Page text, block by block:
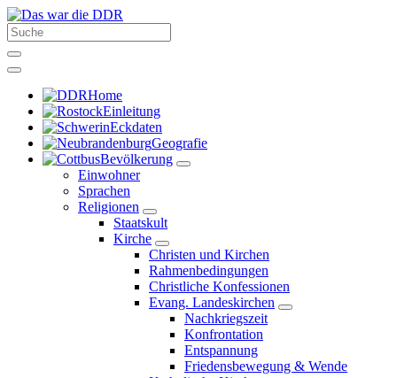
Home
Einleitung
Eckdaten
Geografie
Bevölkerung
Einwohner
Sprachen
Religionen
Staatskult
Kirche
Christen und Kirchen
Rahmenbedingungen
Christliche Konfessionen
Evang. Landeskirchen
Nachkriegszeit
Konfrontation
Entspannung
Friedensbewegung & Wende